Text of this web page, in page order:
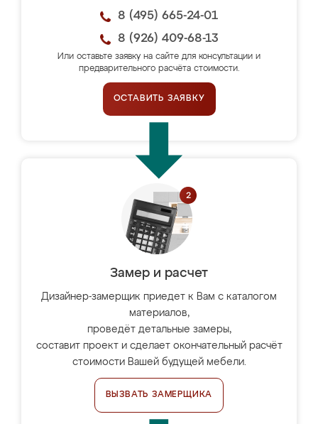
8 (495) 665-24-01
8 (926) 409-68-13
Или оставьте заявку на сайте для консультации и
предварительного расчёта стоимости.
ОСТАВИТЬ ЗАЯВКУ
Замер и расчет
Дизайнер-замерщик приедет к Вам с каталогом
материалов,
проведёт детальные замеры,
составит проект и сделает окончательный расчёт
стоимости Вашей будущей мебели.
ВЫЗВАТЬ ЗАМЕРЩИКА